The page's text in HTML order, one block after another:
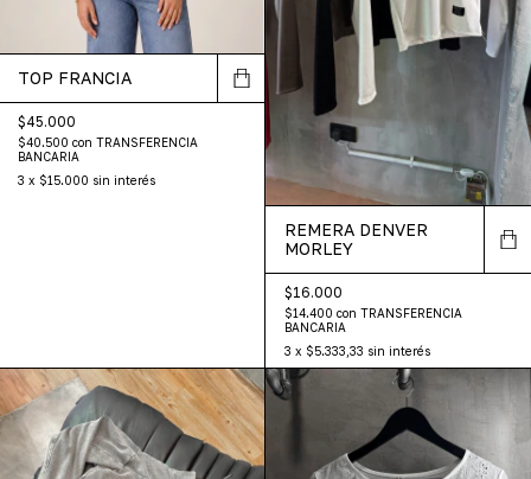
TOP FRANCIA
$45.000
$40.500 con TRANSFERENCIA
BANCARIA
3 x $15.000 sin interés
REMERA DENVER
MORLEY
$16.000
$14.400 con TRANSFERENCIA
BANCARIA
3 x $5.333,33 sin interés